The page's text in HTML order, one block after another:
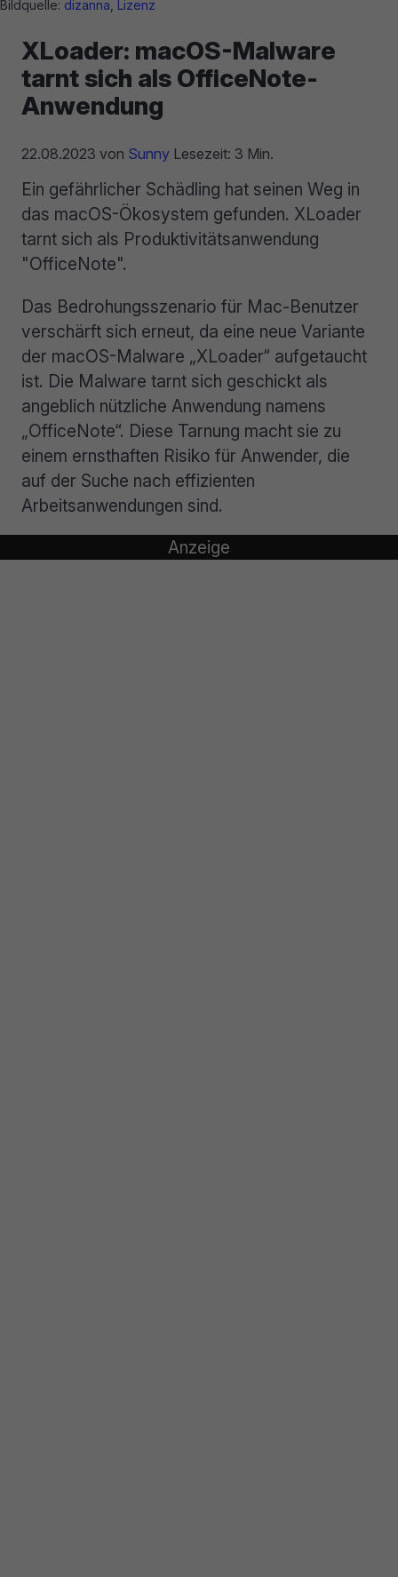
Bildquelle: dizanna Lizenz
XLoader: macOS-Malware
tarnt sich als OfficeNote-
Anwendung
22.08.2023 von Sunny Lesezeit: 3 Min.
Ein gefährlicher Schädling hat seinen Weg in
das macOS-Ökosystem gefunden. XLoader
tarnt sich als Produktivitätsanwendung
"OfficeNote".
Das Bedrohungsszenario für Mac-Benutzer
verschärft sich erneut, da eine neue Variante
der macOS-Malware „XLoader“ aufgetaucht
ist. Die Malware tarnt sich geschickt als
angeblich nützliche Anwendung namens
„OfficeNote“. Diese Tarnung macht sie zu
einem ernsthaften Risiko für Anwender, die
auf der Suche nach effizienten
Arbeitsanwendungen sind.